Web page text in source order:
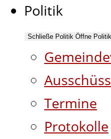
Politik
Schließe Politik Öffne Politik
Termine
Protokolle